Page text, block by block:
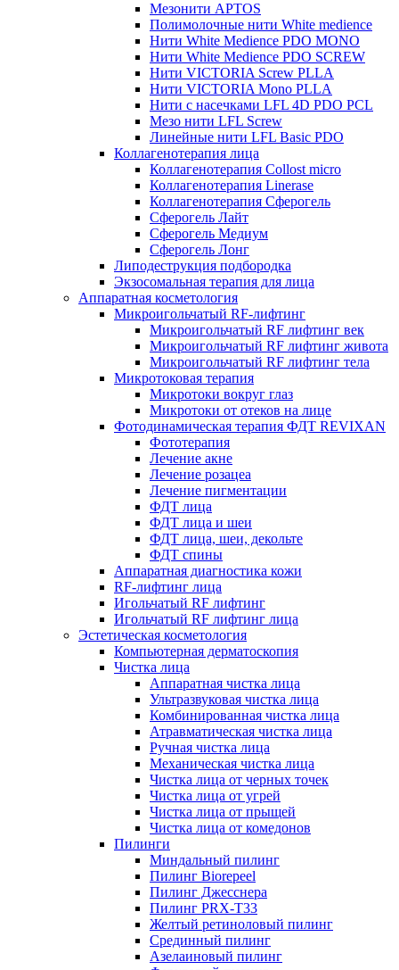
Мезонити APTOS
Полимолочные нити White medience
Нити White Medience PDO MONO
Нити White Medience PDO SCREW
Нити VICTORIA Screw PLLA
Нити VICTORIA Mono PLLA
Нити с насечками LFL 4D PDO PCL
Мезо нити LFL Screw
Линейные нити LFL Basic PDO
Коллагенотерапия лица
Коллагенотерапия Collost micro
Коллагенотерапия Linerase
Коллагенотерапия Сферогель
Сферогель Лайт
Сферогель Медиум
Сферогель Лонг
Липодеструкция подбородка
Экзосомальная терапия для лица
Аппаратная косметология
Микроигольчатый RF-лифтинг
Микроигольчатый RF лифтинг век
Микроигольчатый RF лифтинг живота
Микроигольчатый RF лифтинг тела
Микротоковая терапия
Микротоки вокруг глаз
Микротоки от отеков на лице
Фотодинамическая терапия ФДТ REVIXAN
Фототерапия
Лечение акне
Лечение розацеа
Лечение пигментации
ФДТ лица
ФДТ лица и шеи
ФДТ лица, шеи, декольте
ФДТ спины
Аппаратная диагностика кожи
RF-лифтинг лица
Игольчатый RF лифтинг
Игольчатый RF лифтинг лица
Эстетическая косметология
Компьютерная дерматоскопия
Чистка лица
Аппаратная чистка лица
Ультразвуковая чистка лица
Комбинированная чистка лица
Атравматическая чистка лица
Ручная чистка лица
Механическая чистка лица
Чистка лица от черных точек
Чистка лица от угрей
Чистка лица от прыщей
Чистка лица от комедонов
Пилинги
Миндальный пилинг
Пилинг Biorepeel
Пилинг Джесснера
Пилинг PRX-T33
Желтый ретиноловый пилинг
Срединный пилинг
Азелаиновый пилинг